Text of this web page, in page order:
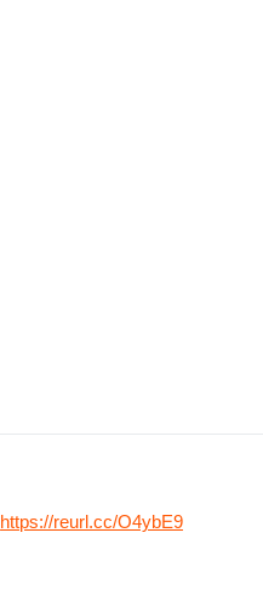
https://reurl.cc/O4ybE9